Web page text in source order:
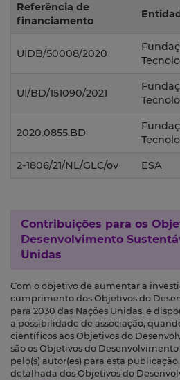
Referência de
financiamento
UIDB/50008/2020
UI/BD/151090/2021
2020.0855.BD
2-1806/21/NL/GLC/ov ESA
Contribuições para os
Desenvolvimento
Unidas
Com o objetivo de aumentar a
cumprimento dos Objetivos do
para 2030 das Nações Unidas, é
a possibilidade de associação,
científicos aos Objetivos do
são os Objetivos do
pelo(s) autor(es) para esta
detalhada dos Objetivos do